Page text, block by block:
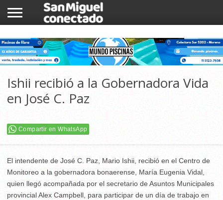
NOTICIAS
COMUNIDAD
COMERCIOS
Ishii recibió a la Gobernadora Vida
en José C. Paz
Compartir en WhatsApp
El intendente de José C. Paz, Mario Ishii, recibió en el Centro de
Monitoreo a la gobernadora bonaerense, María Eugenia Vidal,
quien llegó acompañada por el secretario de Asuntos Municipales
provincial Alex Campbell, para participar de un día de trabajo en